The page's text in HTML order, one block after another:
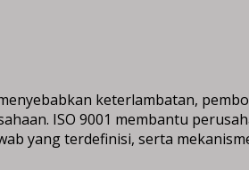
keterlambatan,
ISO 9001 membantu
yang terdefinisi, serta